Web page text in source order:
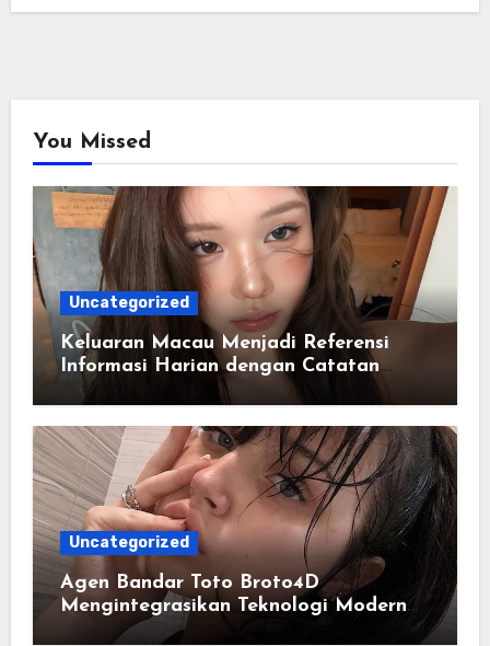
You Missed
Uncategorized
Keluaran Macau Menjadi Referensi
Informasi Harian dengan Catatan
Data yang Lebih Lengkap
Uncategorized
Agen Bandar Toto Broto4D
Mengintegrasikan Teknologi Modern
dalam Penyajian Informasi Digital